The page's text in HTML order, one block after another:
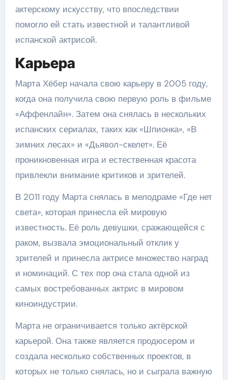
актерскому искусству, что впоследствии
помогло ей стать известной и талантливой
испанской актрисой.
Карьера
Марта Хёбер начала свою карьеру в 2005 году,
когда она получила свою первую роль в фильме
«Аффенлайн». Затем она снялась в нескольких
испанских сериалах, таких как «Шпионка», «В
зимних лесах» и «Дьявол-скелет». Её
проникновенная игра и естественная красота
привлекли внимание критиков и зрителей.
В 2011 году Марта снялась в мелодраме «Где нет
света», которая принесла ей мировую
известность. Её роль девушки, сражающейся с
раком, вызвала эмоциональный отклик у
зрителей и принесла актрисе множество наград
и номинаций. С тех пор она стала одной из
самых востребованных актрис в мировом
киноиндустрии.
Марта не ограничивается только актёрской
карьерой. Она также является продюсером и
создала несколько собственных проектов, в
которых не только снялась, но и сыграла важную